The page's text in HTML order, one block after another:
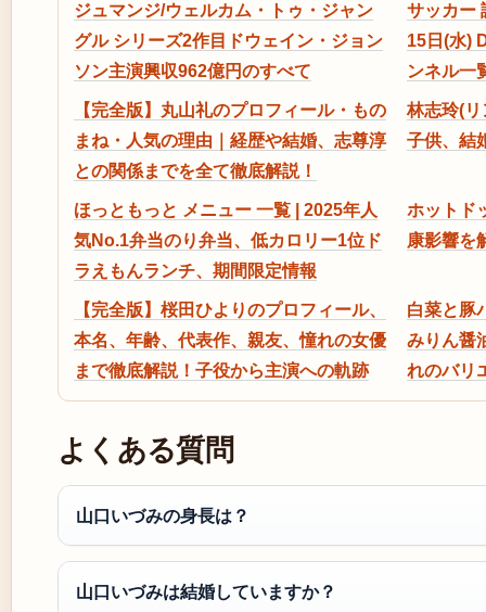
ジュマンジ/ウェルカム・トゥ・ジャン
グル シリーズ2作目ドウェイン・ジョン
ソン主演興収962億円のすべて
サッカー
15日(水)
ンネル一
【完全版】丸山礼のプロフィール・もの
まね・人気の理由｜経歴や結婚、志尊淳
との関係までを全て徹底解説！
林志玲(
子供、結
ほっともっと メニュー 一覧 | 2025年人
気No.1弁当のり弁当、低カロリー1位ド
ラえもんランチ、期間限定情報
ホットド
康影響を
【完全版】桜田ひよりのプロフィール、
本名、年齢、代表作、親友、憧れの女優
まで徹底解説！子役から主演への軌跡
白菜と豚
みりん醤
れのバリ
よくある質問
山口いづみの身長は？
山口いづみは結婚していますか？